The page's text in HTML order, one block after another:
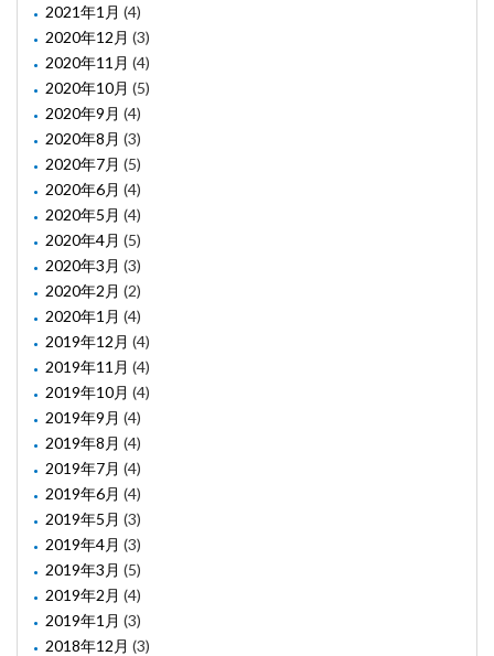
2021年1月 (4)
2020年12月 (3)
2020年11月 (4)
2020年10月 (5)
2020年9月 (4)
2020年8月 (3)
2020年7月 (5)
2020年6月 (4)
2020年5月 (4)
2020年4月 (5)
2020年3月 (3)
2020年2月 (2)
2020年1月 (4)
2019年12月 (4)
2019年11月 (4)
2019年10月 (4)
2019年9月 (4)
2019年8月 (4)
2019年7月 (4)
2019年6月 (4)
2019年5月 (3)
2019年4月 (3)
2019年3月 (5)
2019年2月 (4)
2019年1月 (3)
2018年12月 (3)